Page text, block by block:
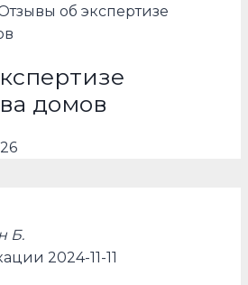
об экспертизе
домов
Б.
2024-11-11